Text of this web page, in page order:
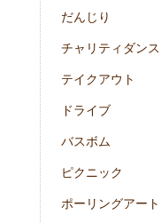
だんじり
チャリティダンス
テイクアウト
ドライブ
バスボム
ピクニック
ポーリングアート